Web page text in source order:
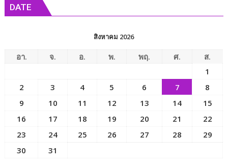
บรรลุ
นิพพาน
เชิญ
ร่วม
DATE
สิงหาคม 2026
อา. จ. อ. พ. พฤ. ศ.
ส.
1
2
3 4 5 6 7
8
9
10 11 12 13 14
15
16
17 18 19 20 21
22
23
24 25 26 27 28
29
30
31